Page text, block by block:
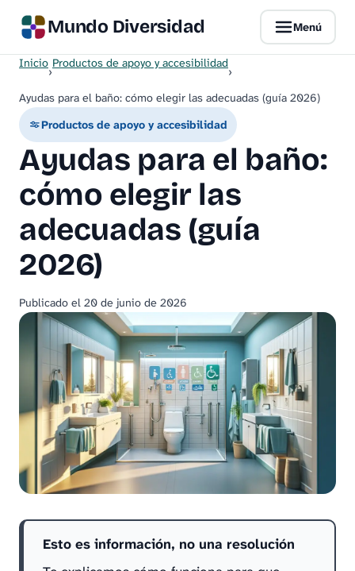
Mundo Diversidad Menú
Inicio
›
Productos de apoyo y accesibilidad
›
Ayudas para el baño: cómo elegir las adecuadas (guía 2026)
Productos de apoyo y accesibilidad
Ayudas para el baño:
cómo elegir las
adecuadas (guía
2026)
Publicado el 20 de junio de 2026
Esto es información, no una resolución